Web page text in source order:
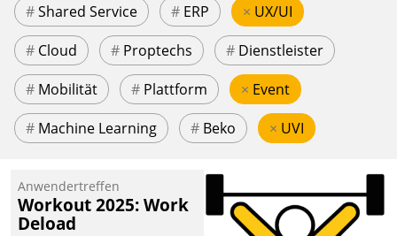
#Shared Service # ERP × UX/UI
# Cloud # Proptechs # Dienstleister
# Mobilität # Plattform × Event
# Machine Learning # Beko × UVI
Anwendertreffen
Workout 2025: Work
Deload